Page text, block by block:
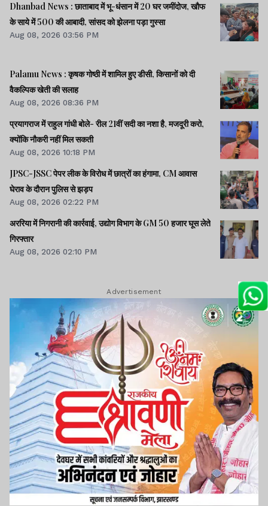
Dhanbad News : छाताबाद में भू-धंसान में 20 घर जमींदोज, खौफ
के साये में 500 की आबादी, सांसद को झेलना पड़ा गुस्सा
Aug 08, 2026 03:56 PM
Palamu News : कृषक गोष्ठी में शामिल हुए डीसी, किसानों को दी
वैकल्पिक खेती की सलाह
Aug 08, 2026 08:36 PM
प्रयागराज में राहुल गांधी बोले- रील 21वीं सदी का नशा है, मजदूरी करो,
क्योंकि नौकरी नहीं मिल सकती
Aug 08, 2026 10:18 PM
JPSC-JSSC पेपर लीक के विरोध में छात्रों का हंगामा, CM आवास
घेराव के दौरान पुलिस से झड़प
Aug 08, 2026 02:22 PM
अररिया में निगरानी की कार्रवाई, उद्योग विभाग के GM 50 हजार घूस लेते
गिरफ्तार
Aug 08, 2026 02:10 PM
Advertisement